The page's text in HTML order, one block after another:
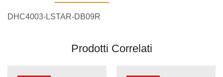
DHC4003-LSTAR-DB09R
Prodotti Correlati